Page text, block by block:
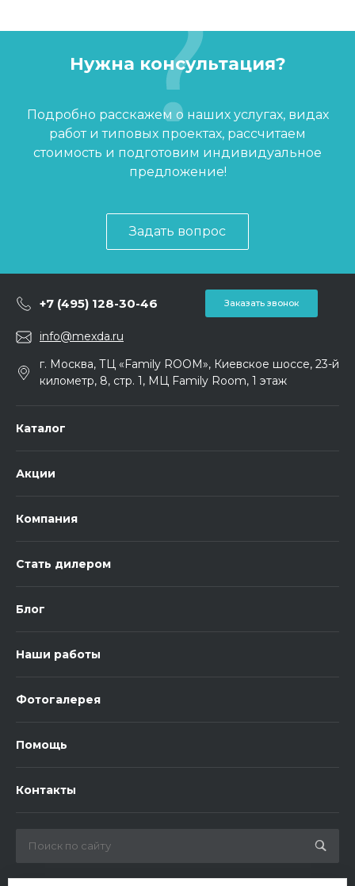
Нужна консультация?
Подробно расскажем о наших услугах, видах
работ и типовых проектах, рассчитаем
стоимость и подготовим индивидуальное
предложение!
Задать вопрос
+7 (495) 128-30-46 Заказать звонок
info@mexda.ru
г. Москва, ТЦ «Family ROOM», Киевское шоссе, 23-й
километр, 8, стр. 1, МЦ Family Room, 1 этаж
Каталог
Акции
Компания
Стать дилером
Блог
Наши работы
Фотогалерея
Помощь
Контакты